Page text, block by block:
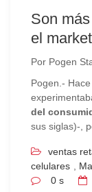
Son
el
Por Pogen
Pogen.-
del
sus siglas)-,
ventas
celulares
0 s